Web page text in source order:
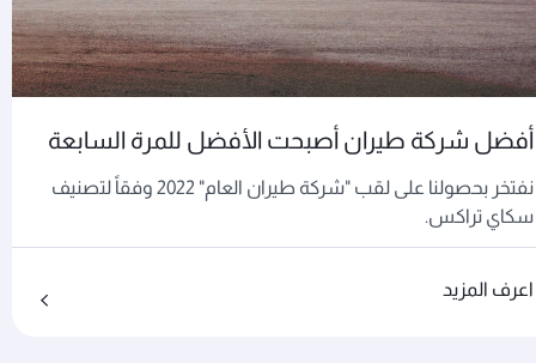
أفضل شركة طيران أصبحت الأفضل للمرة السابعة
نفتخر بحصولنا على لقب "شركة طيران العام" 2022 وفقاً لتصنيف
سكاي تراكس.
اعرف المزيد